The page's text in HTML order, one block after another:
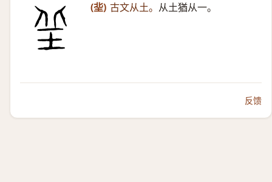
(㘳) 古文从土。 从土猶从一。
反馈